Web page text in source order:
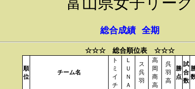
総合成績 全期
☆☆☆ 総合順位表 ☆☆☆
順
位
チーム名
ト
ミ
イ
チ
Ｌ
Ｕ
Ｎ
Ａ
ス
呉
羽
高
岡
商
高
呉
羽
高
勝
点
試
合
数